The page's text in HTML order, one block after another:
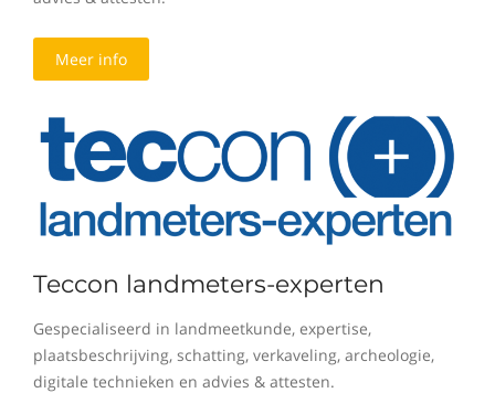
Meer info
Teccon landmeters-experten
Gespecialiseerd in landmeetkunde, expertise,
plaatsbeschrijving, schatting, verkaveling, archeologie,
digitale technieken en advies & attesten.